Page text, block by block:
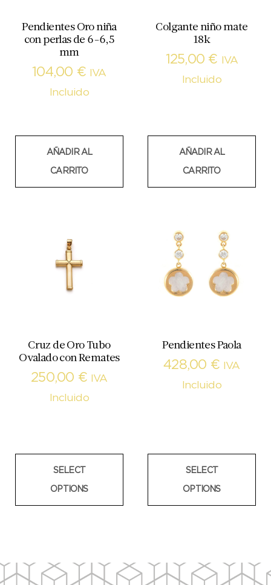
Pendientes Oro niña
con perlas de 6-6,5
mm
104,00 €
IVA
Incluido
AÑADIR AL
CARRITO
Colgante niño mate
18k
125,00 €
IVA
Incluido
AÑADIR AL
CARRITO
Cruz de Oro Tubo
Ovalado con Remates
250,00 €
IVA
Incluido
SELECT
OPTIONS
Pendientes Paola
428,00 €
IVA
Incluido
SELECT
OPTIONS